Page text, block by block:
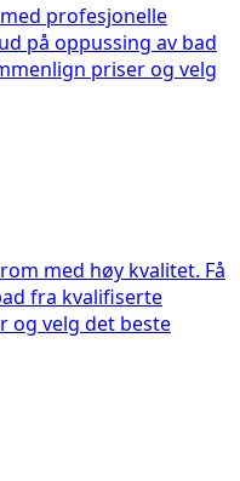
profesjonelle
på oppussing av bad
priser og velg
med høy kvalitet. Få
fra kvalifiserte
og velg det beste